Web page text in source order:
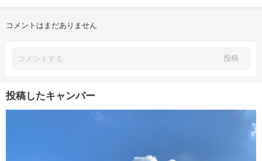
コメントはまだありません
投稿
投稿したキャンパー